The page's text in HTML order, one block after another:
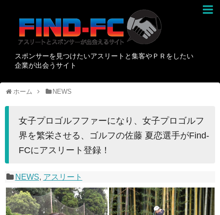
スポンサーを見つけたいアスリートと集客やＰＲをしたい
企業が出会うサイト
ホーム NEWS
女子プロゴルフファーになり、女子プロゴルフ
界を繁栄させる、ゴルフの佐藤 夏恋選手がFind-
FCにアスリート登録！
NEWS, アスリート